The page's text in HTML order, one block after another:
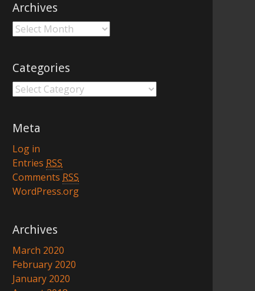
Archives
Archives
Categories
Categories
Meta
Log in
Entries RSS
Comments RSS
WordPress.org
Archives
March 2020
February 2020
January 2020